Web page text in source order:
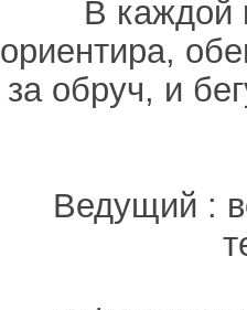
В каждой
ориентира,
за обруч, и
Ведущий :